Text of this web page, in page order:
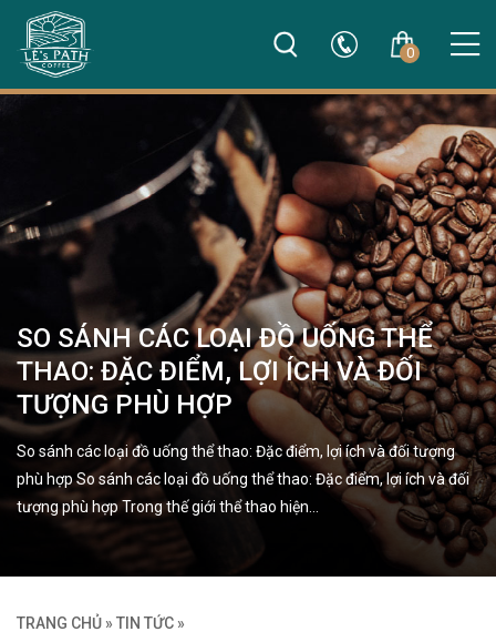
0
SO SÁNH CÁC LOẠI ĐỒ UỐNG THỂ
THAO: ĐẶC ĐIỂM, LỢI ÍCH VÀ ĐỐI
TƯỢNG PHÙ HỢP
So sánh các loại đồ uống thể thao: Đặc điểm, lợi ích và đối tượng
phù hợp So sánh các loại đồ uống thể thao: Đặc điểm, lợi ích và đối
tượng phù hợp Trong thế giới thể thao hiện…
TRANG CHỦ » TIN TỨC »